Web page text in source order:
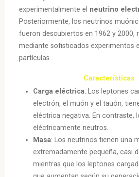
experimentalmente el neutrino
Posteriormente, los neutrinos
fueron descubiertos en 1962 y 2000,
mediante sofisticados experimentos
partículas.
Características
Carga eléctrica: Los leptones
electrón, el muón y el tauón,
eléctrica negativa. En contraste,
eléctricamente neutros.
Masa: Los neutrinos tienen una
extremadamente pequeña, casi
mientras que los leptones